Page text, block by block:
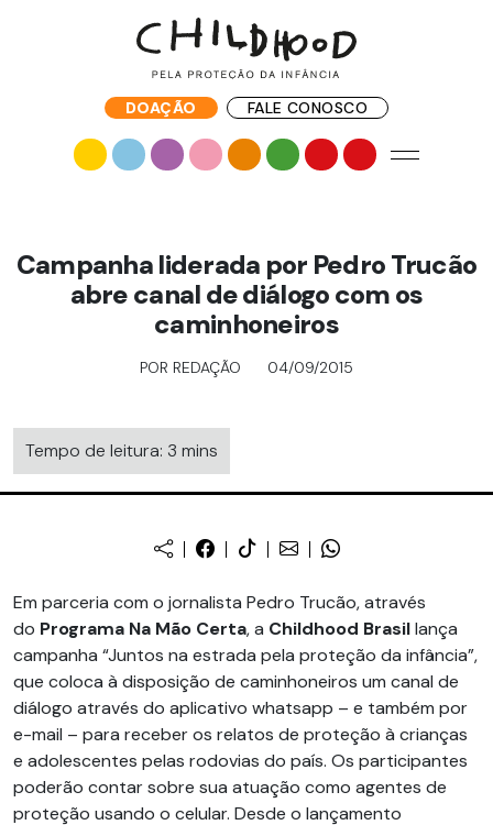
DOAÇÃO FALE CONOSCO
Campanha liderada por Pedro Trucão
abre canal de diálogo com os
caminhoneiros
POR REDAÇÃO 04/09/2015
Tempo de leitura: 3 mins
Em parceria com o jornalista Pedro Trucão, através
do Programa Na Mão Certa, a Childhood Brasillança
campanha “Juntos na estrada pela proteção da infância”,
que coloca à disposição de caminhoneiros um canal de
diálogo através do aplicativo whatsapp – e também por
e-mail – para receber os relatos de proteção à crianças
e adolescentes pelas rodovias do país. Os participantes
poderão contar sobre sua atuação como agentes de
proteção usando o celular. Desde o lançamento